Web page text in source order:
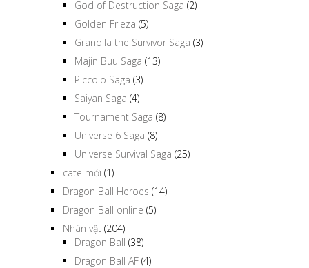
God of Destruction Saga (2)
Golden Frieza (5)
Granolla the Survivor Saga (3)
Majin Buu Saga (13)
Piccolo Saga (3)
Saiyan Saga (4)
Tournament Saga (8)
Universe 6 Saga (8)
Universe Survival Saga (25)
cate mới (1)
Dragon Ball Heroes (14)
Dragon Ball online (5)
Nhân vật (204)
Dragon Ball (38)
Dragon Ball AF (4)